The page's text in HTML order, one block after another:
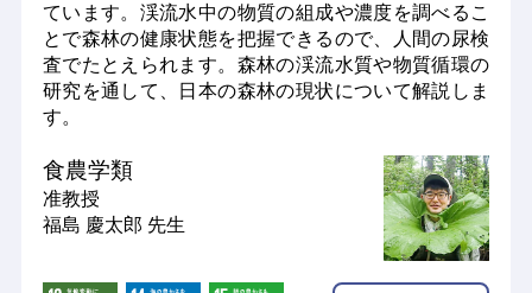
ています。渓流水中の物質の組成や濃度を調べるこ
とで森林の健康状態を把握できるので、人間の尿検
査でたとえられます。森林の渓流水質や物質循環の
研究を通して、日本の森林の現状について解説しま
す。
食農学類
准教授
福島 慶太郎 先生